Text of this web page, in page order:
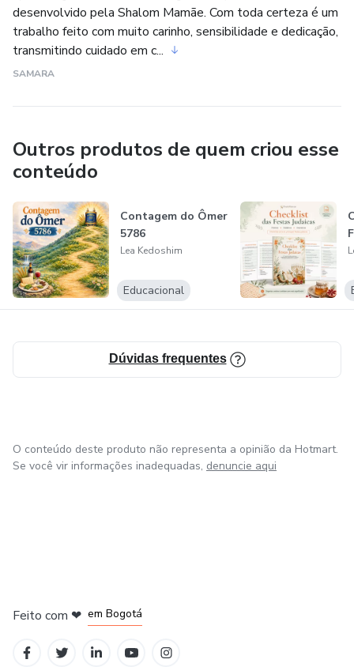
desenvolvido pela Shalom Mamãe. Com toda certeza é um
trabalho feito com muito carinho, sensibilidade e dedicação,
transmitindo cuidado em c...
SAMARA
Outros produtos de quem criou esse
conteúdo
Contagem do Ômer
5786
Lea Kedoshim
Educacional
Dúvidas frequentes
O conteúdo deste produto não representa a opinião da Hotmart.
Se você vir informações inadequadas, denuncie aqui
Feito com ❤ em Bogotá